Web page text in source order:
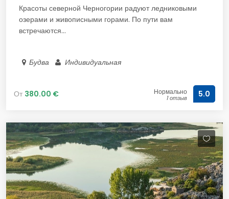
Красоты северной Черногории радуют ледниковыми
озерами и живописными горами. По пути вам
встречаются...
Будва Индивидуальная
От 380.00 € Нормально
1 отзыв 5.0